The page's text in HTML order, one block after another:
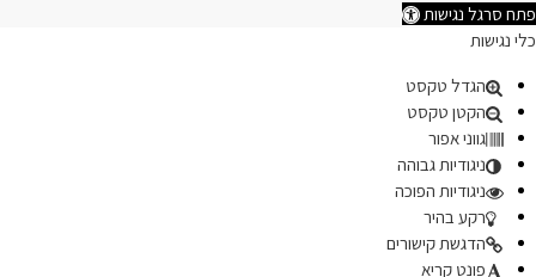
פתח סרגל נגישות
כלי נגישות
הגדל טקסט
הקטן טקסט
גווני אפור
ניגודיות גבוהה
ניגודיות הפוכה
רקע בהיר
הדגשת קישורים
פונט קריא